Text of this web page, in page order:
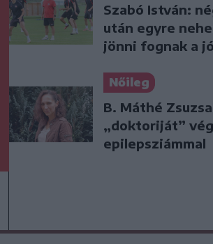
Szabó István:
után egyre
jönni fognak a
Nőileg
B. Máthé
„doktoriját”
epilepsziámmal